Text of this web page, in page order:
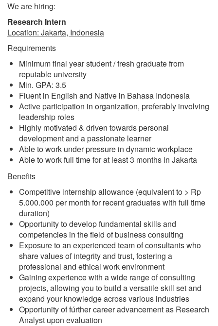
We are hiring:
Research Intern
Location: Jakarta, Indonesia
Requirements
Minimum final year student / fresh graduate from
reputable university
Min. GPA: 3.5
Fluent in English and Native in Bahasa Indonesia
Active participation in organization, preferably involving
leadership roles
Highly motivated & driven towards personal
development and a passionate learner
Able to work under pressure in dynamic workplace
Able to work full time for at least 3 months in Jakarta
Benefits
Competitive internship allowance (equivalent to > Rp
5.000.000 per month for recent graduates with full time
duration)
Opportunity to develop fundamental skills and
competencies in the field of business consulting
Exposure to an experienced team of consultants who
share values of integrity and trust, fostering a
professional and ethical work environment
Gaining experience with a wide range of consulting
projects, allowing you to build a versatile skill set and
expand your knowledge across various industries
Opportunity of fúrther career advancement as Research
Analyst upon evaluation